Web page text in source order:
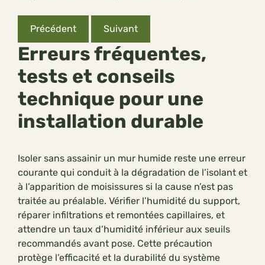
Précédent Suivant
Erreurs fréquentes,
tests et conseils
technique pour une
installation durable
Isoler sans assainir un mur humide reste une erreur
courante qui conduit à la dégradation de l’isolant et
à l’apparition de moisissures si la cause n’est pas
traitée au préalable. Vérifier l’humidité du support,
réparer infiltrations et remontées capillaires, et
attendre un taux d’humidité inférieur aux seuils
recommandés avant pose. Cette précaution
protège l’efficacité et la durabilité du système